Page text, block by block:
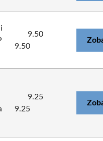
9.50
9.50
9.25
9.25